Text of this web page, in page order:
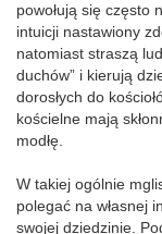
powołują się często
intuicji nastawiony
natomiast straszą
duchów” i kierują
dorosłych do
kościelne mają
modłę.
W takiej ogólnie
polegać na własnej
swojej dziedzinie.